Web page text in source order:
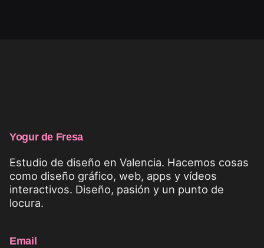
Yogur de Fresa
Estudio de diseño en Valencia. Hacemos cosas
como diseño gráfico, web, apps y vídeos
interactivos. Diseño, pasión y un punto de
locura.
Email